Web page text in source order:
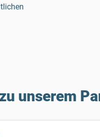
unserem